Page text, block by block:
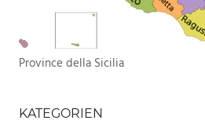
Province della Sicilia
KATEGORIEN